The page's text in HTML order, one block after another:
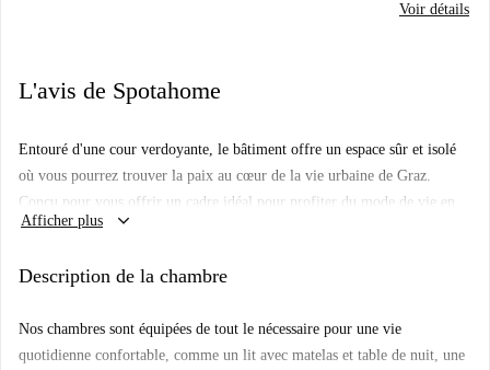
Voir détails
L'avis de Spotahome
Entouré d'une cour verdoyante, le bâtiment offre un espace sûr et isolé
où vous pourrez trouver la paix au cœur de la vie urbaine de Graz.
Conçu pour vous offrir un cadre idéal pour profiter du mode de vie en
colocation et intégrer la communauté Habyt, il comprend quatre espaces
canapés, fauteuils, salle à manger, etc. Vous pourrez y passer du temps
magnifiquement conçus. Conformément à nos efforts en matière de
développement durable, le bâtiment est éclairé par des LED à faible
Afficher plus keyboard_arrow_down
Description de la chambre
Nos chambres sont équipées de tout le nécessaire pour une vie
quotidienne confortable, comme un lit avec matelas et table de nuit, une